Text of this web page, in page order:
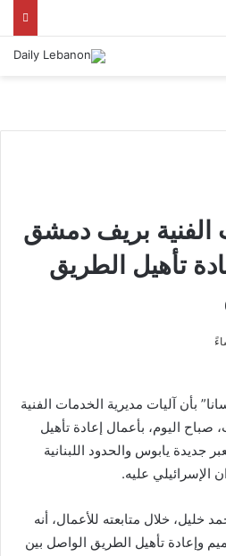
الفنية بريف دمشق
تأهيل الطريق
بأن آليات مديرية الخدمات الفنية
اليوم، ‏بأعمال إعادة تأهيل
جديدة يابوس والحدود ‏اللبنانية
الإسرائيلي عليه.‏
خلال متابعته ‏للأعمال، أنه
‏وإعادة تأهيل الطريق الواصل بين